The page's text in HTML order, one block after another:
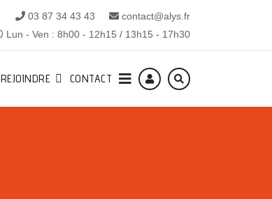
03 87 34 43 43
contact@alys.fr
Lun - Ven : 8h00 - 12h15 / 13h15 - 17h30
REJOINDRE CONTACT